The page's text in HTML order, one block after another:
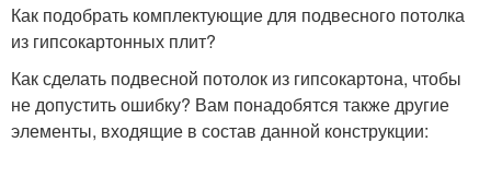
Как подобрать комплектующие для подвесного потолка
из гипсокартонных плит?
Как сделать подвесной потолок из гипсокартона, чтобы
не допустить ошибку? Вам понадобятся также другие
элементы, входящие в состав данной конструкции: